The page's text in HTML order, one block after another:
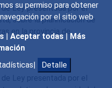
su permiso para obtener
por el sitio web
|Aceptar todas| Más
Detalle
Ley presentada por el
sobre la planificación de
en la provincia de
Ley presentada por el